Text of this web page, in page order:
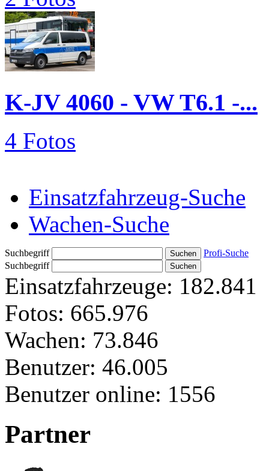
K-JV 4060 - VW T6.1 -...
4 Fotos
Einsatzfahrzeug-Suche
Wachen-Suche
Suchbegriff
Profi-Suche
Suchbegriff
Einsatzfahrzeuge: 182.841
Fotos: 665.976
Wachen: 73.846
Benutzer: 46.005
Benutzer online: 1556
Partner